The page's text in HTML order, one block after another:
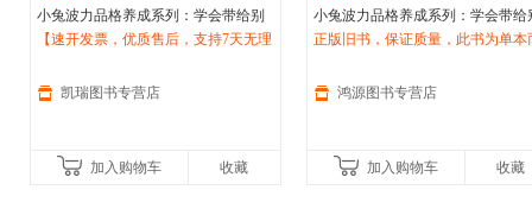
小兔波力品格养成系列：学会带给别
人快乐 [奥地利]布丽吉特?威宁格；
【速开发票，优质售后，支持7天无理
凯瑞图书专营店
加入购物车 收藏
小兔波力品格养成系列：学会带给
人快乐[奥地利]布丽吉特?威宁格；
136
正版旧书，保证质量，此书为单本
鸿源图书专营店
加入购物车 收藏